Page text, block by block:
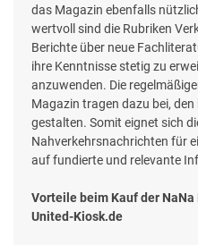
das Magazin ebenfalls
wertvoll sind die Rubriken
Berichte über neue
ihre Kenntnisse stetig zu
anzuwenden. Die
Magazin tragen dazu bei,
gestalten. Somit eignet sich
Nahverkehrsnachrichten für
auf fundierte und relevante
Vorteile beim Kauf der
United-Kiosk.de